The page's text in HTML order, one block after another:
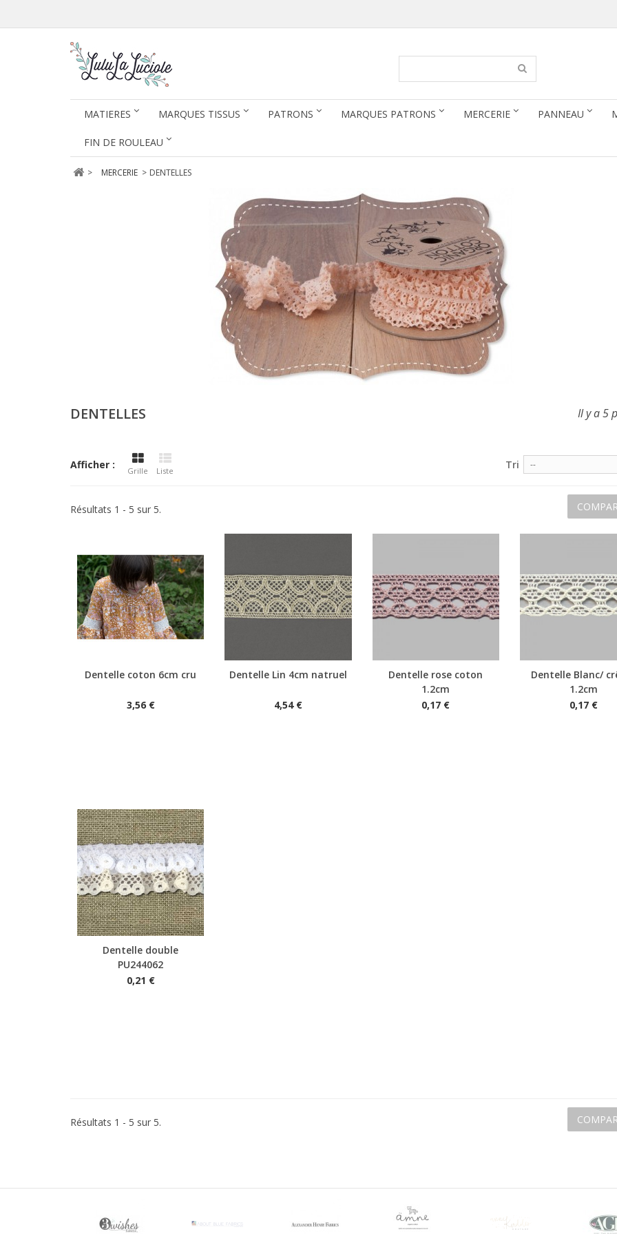
MATIERES MARQUES TISSUS PATRONS MARQUES PATRONS MERCERIE PANNEAU
FIN DE ROULEAU
> MERCERIE > DENTELLES
DENTELLES Il y a 5
Afficher : Grille Liste Tri --
Résultats 1 - 5 sur 5.
Aperçu rapide
Dentelle coton 6cm cru
3,56 €
Aperçu rapide
Dentelle Lin 4cm natruel
4,54 €
Aperçu rapide
Dentelle rose coton
1.2cm
0,17 €
Aperçu rapide
Dentelle Blanc/
1.2cm
0,17 €
Aperçu rapide
Dentelle double
PU244062
0,21 €
Résultats 1 - 5 sur 5.